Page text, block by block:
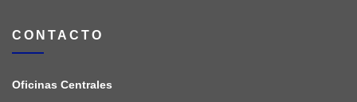
CONTACTO
Oficinas Centrales